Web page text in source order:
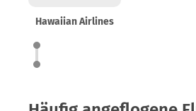
Hawaiian Airlines